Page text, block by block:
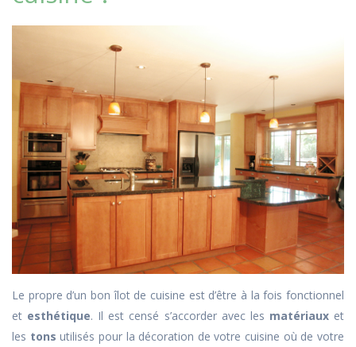
Le propre d’un bon îlot de cuisine est d’être à la fois fonctionnel
et esthétique. Il est censé s’accorder avec les matériaux et
les tonsutilisés pour la décoration de votre cuisine où de votre